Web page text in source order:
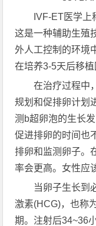
IVF-ET医学上
这是一种辅助生殖
外人工控制的环境
在培养3-5天后移
在治疗过程中
规划和促排卵计划
测b超卵泡的生长
促进排卵的时间也
排卵和监测卵子。
率会更高。女性应
当卵子生长到
激素(HCG)，也称
期。注射后34~36